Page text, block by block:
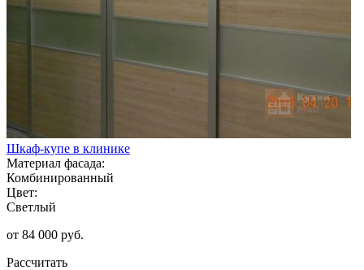
Шкаф-купе в клинике
Материал фасада:
Комбинированный
Цвет:
Светлый
от 84 000 руб.
Рассчитать